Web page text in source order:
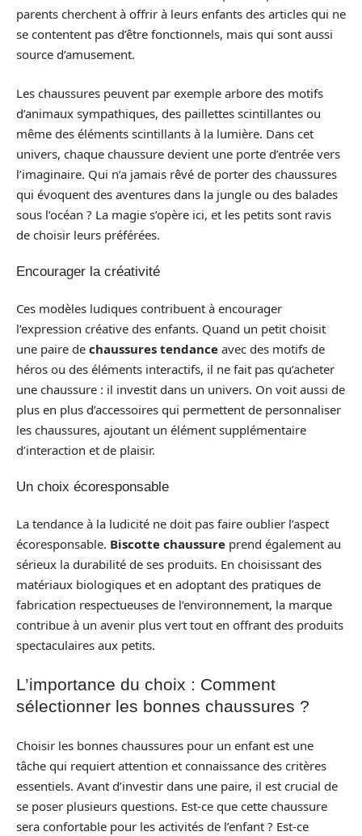
parents cherchent à offrir à leurs enfants des articles qui ne
se contentent pas d’être fonctionnels, mais qui sont aussi
source d’amusement.
Les chaussures peuvent par exemple arbore des motifs
d’animaux sympathiques, des paillettes scintillantes ou
même des éléments scintillants à la lumière. Dans cet
univers, chaque chaussure devient une porte d’entrée vers
l’imaginaire. Qui n’a jamais rêvé de porter des chaussures
qui évoquent des aventures dans la jungle ou des balades
sous l’océan ? La magie s’opère ici, et les petits sont ravis
de choisir leurs préférées.
Encourager la créativité
Ces modèles ludiques contribuent à encourager
l’expression créative des enfants. Quand un petit choisit
une paire de chaussures tendance avec des motifs de
héros ou des éléments interactifs, il ne fait pas qu’acheter
une chaussure : il investit dans un univers. On voit aussi de
plus en plus d’accessoires qui permettent de personnaliser
les chaussures, ajoutant un élément supplémentaire
d’interaction et de plaisir.
Un choix écoresponsable
La tendance à la ludicité ne doit pas faire oublier l’aspect
écoresponsable. Biscotte chaussure prend également au
sérieux la durabilité de ses produits. En choisissant des
matériaux biologiques et en adoptant des pratiques de
fabrication respectueuses de l’environnement, la marque
contribue à un avenir plus vert tout en offrant des produits
spectaculaires aux petits.
L’importance du choix : Comment
sélectionner les bonnes chaussures ?
Choisir les bonnes chaussures pour un enfant est une
tâche qui requiert attention et connaissance des critères
essentiels. Avant d’investir dans une paire, il est crucial de
se poser plusieurs questions. Est-ce que cette chaussure
sera confortable pour les activités de l’enfant ? Est-ce